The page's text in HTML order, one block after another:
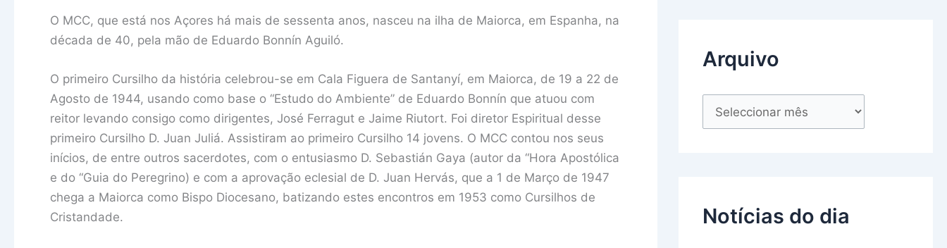
O MCC, que está nos Açores há mais de sessenta anos, nasceu na ilha de Maiorca, em Espanha, na
década de 40, pela mão de Eduardo Bonnín Aguiló.
O primeiro Cursilho da história celebrou-se em Cala Figuera de Santanyí, em Maiorca, de 19 a 22 de
Agosto de 1944, usando como base o “Estudo do Ambiente” de Eduardo Bonnín que atuou com
reitor levando consigo como dirigentes, José Ferragut e Jaime Riutort. Foi diretor Espiritual desse
primeiro Cursilho D. Juan Juliá. Assistiram ao primeiro Cursilho 14 jovens. O MCC contou nos seus
inícios, de entre outros sacerdotes, com o entusiasmo D. Sebastián Gaya (autor da “Hora Apostólica
e do “Guia do Peregrino) e com a aprovação eclesial de D. Juan Hervás, que a 1 de Março de 1947
chega a Maiorca como Bispo Diocesano, batizando estes encontros em 1953 como Cursilhos de
Cristandade.
Arquivo
Notícias do dia